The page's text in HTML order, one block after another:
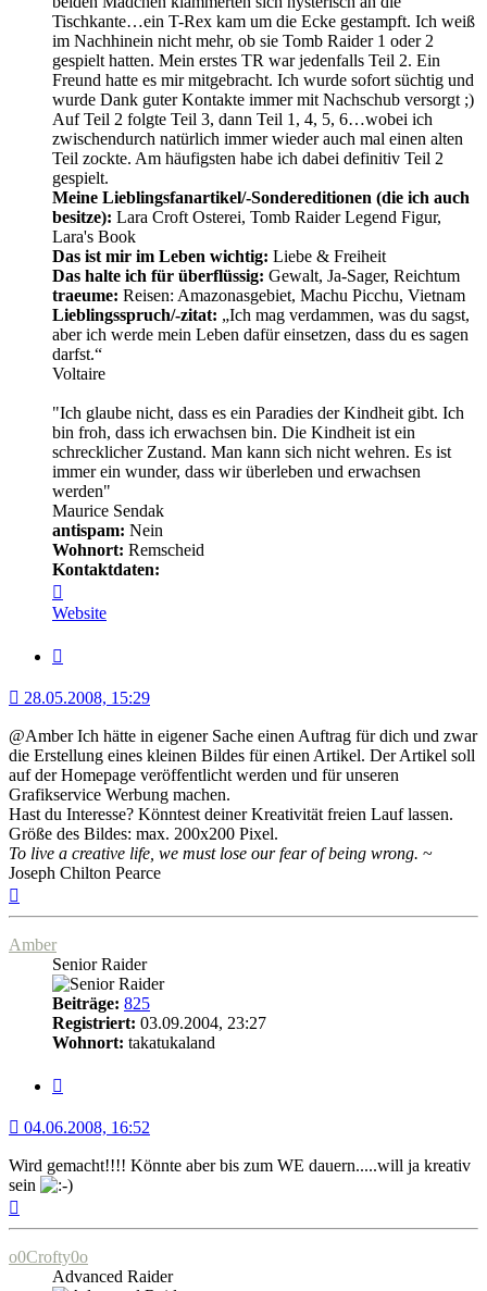
Tischkante…ein T-Rex kam um die Ecke gestampft. Ich weiß
im Nachhinein nicht mehr, ob sie Tomb Raider 1 oder 2
gespielt hatten. Mein erstes TR war jedenfalls Teil 2. Ein
Freund hatte es mir mitgebracht. Ich wurde sofort süchtig und
wurde Dank guter Kontakte immer mit Nachschub versorgt ;)
Auf Teil 2 folgte Teil 3, dann Teil 1, 4, 5, 6…wobei ich
zwischendurch natürlich immer wieder auch mal einen alten
Teil zockte. Am häufigsten habe ich dabei definitiv Teil 2
gespielt.
Meine Lieblingsfanartikel/-Sondereditionen (die ich auch
besitze): Lara Croft Osterei, Tomb Raider Legend Figur,
Lara's Book
Das ist mir im Leben wichtig: Liebe & Freiheit
Das halte ich für überflüssig: Gewalt, Ja-Sager, Reichtum
traeume: Reisen: Amazonasgebiet, Machu Picchu, Vietnam
Lieblingsspruch/-zitat: „Ich mag verdammen, was du sagst,
aber ich werde mein Leben dafür einsetzen, dass du es sagen
darfst.“
Voltaire
"Ich glaube nicht, dass es ein Paradies der Kindheit gibt. Ich
bin froh, dass ich erwachsen bin. Die Kindheit ist ein
schrecklicher Zustand. Man kann sich nicht wehren. Es ist
immer ein wunder, dass wir überleben und erwachsen
werden"
Maurice Sendak
antispam: Nein
Wohnort: Remscheid
Kontaktdaten:
von
Minerva
Website
28.05.2008, 15:29
@Amber Ich hätte in eigener Sache einen Auftrag für dich und zwar
die Erstellung eines kleinen Bildes für einen Artikel. Der Artikel soll
auf der Homepage veröffentlicht werden und für unseren
Grafikservice Werbung machen.
Hast du Interesse? Könntest deiner Kreativität freien Lauf lassen.
Größe des Bildes: max. 200x200 Pixel.
To live a creative life, we must lose our fear of being wrong. ~
Joseph Chilton Pearce
Amber
Senior Raider
Beiträge: 825
Registriert: 03.09.2004, 23:27
Wohnort: takatukaland
04.06.2008, 16:52
Wird gemacht!!!! Könnte aber bis zum WE dauern.....will ja kreativ
sein
o0Crofty0o
Advanced Raider